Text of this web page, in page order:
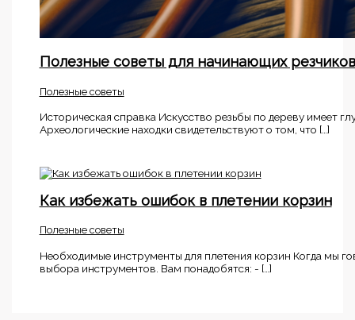
Полезные советы для начинающих резчиков
Полезные советы
Историческая справка Искусство резьбы по дереву имеет
Археологические находки свидетельствуют о том, что […]
Как избежать ошибок в плетении корзин
Полезные советы
Необходимые инструменты для плетения корзин Когда мы
выбора инструментов. Вам понадобятся: - […]